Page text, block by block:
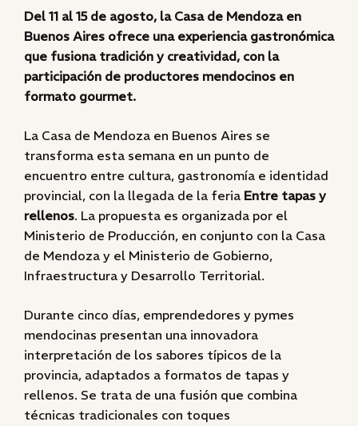
Del 11 al 15 de agosto, la Casa de Mendoza en
Buenos Aires ofrece una experiencia gastronómica
que fusiona tradición y creatividad, con la
participación de productores mendocinos en
formato gourmet.
La Casa de Mendoza en Buenos Aires se
transforma esta semana en un punto de
encuentro entre cultura, gastronomía e identidad
provincial, con la llegada de la feria Entre tapas y
rellenos. La propuesta es organizada por el
Ministerio de Producción, en conjunto con la Casa
de Mendoza y el Ministerio de Gobierno,
Infraestructura y Desarrollo Territorial.
Durante cinco días, emprendedores y pymes
mendocinas presentan una innovadora
interpretación de los sabores típicos de la
provincia, adaptados a formatos de tapas y
rellenos. Se trata de una fusión que combina
técnicas tradicionales con toques